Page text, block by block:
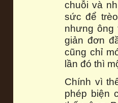
chuỗi và
sức để
nhưng ông
giản đơn
cũng chỉ
lần đó thì
Chính vì
phép biện